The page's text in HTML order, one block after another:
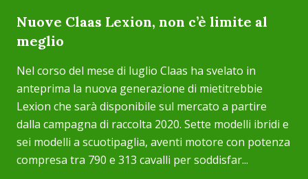
Nuove Claas Lexion, non c’è limite al
meglio
Nel corso del mese di luglio Claas ha svelato in
anteprima la nuova generazione di mietitrebbie
Lexion che sarà disponibile sul mercato a partire
dalla campagna di raccolta 2020. Sette modelli ibridi e
sei modelli a scuotipaglia, aventi motore con potenza
compresa tra 790 e 313 cavalli per soddisfar...